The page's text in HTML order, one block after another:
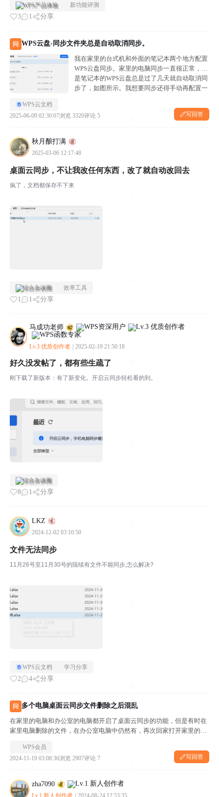
用程序”部分，发现WPS O...
WPS产品体验 新功能评测
3 1 分享
问 WPS云盘-同步文件夹总是自动取消同步。
我在家里的台式机和外面的笔记本两个地方配置
WPS云盘同步。家里的电脑同步一直很正常，但
是笔记本的WPS云盘总是过了几天就自动取消同
步了，如图所示。我想要同步还得手动再配置一
WPS云文档
2025-06-09 02:30:07浏览 3320评论 5 写回答
秋月酿打满
2025-03-06 12:17:48
桌面云同步，不让我改任何东西，改了就自动改回去
疯了，文档都保存不下来
综合杂谈圈 效率工具
1 1 分享
马成功老师
Lv.3 优质创作者 2025-02-19 21:50:18
好久没发帖了，都有些生疏了
刚下载了新版本：有了新变化。开启云同步轻松看的到。
综合杂谈圈
8 1 分享
LKZ
2024-12-02 03:10:50
文件无法同步
11月26号至11月30号的陆续有文件不能同步,怎么解决?
WPS云文档 学习分享
2 4 分享
问 多个电脑桌面云同步文件删除之后混乱
在家里的电脑和办公室的电脑都开启了桌面云同步的功能，但是有时在
家里电脑删除的文件，在办公室电脑中仍然有，再次回家打开家里的电
除。或者在家里编辑的文件，在办公室电脑桌面没有同步，这种现象如
何解决？
WPS会员
2024-11-19 03:08:36浏览 2907评论 7 写回答
zha7090
Lv.1 新人创作者 2024-08-24 12:53:35